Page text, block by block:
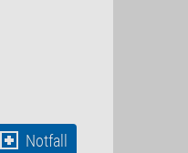
Notfall